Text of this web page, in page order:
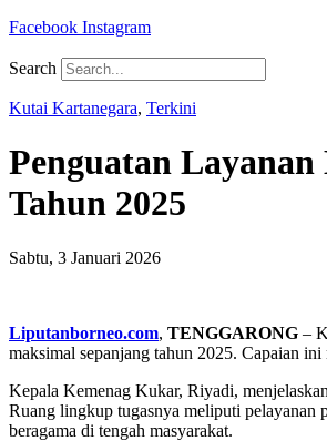
Facebook Instagram
Search
Kutai Kartanegara, Terkini
Penguatan Layanan
Tahun 2025
Sabtu, 3 Januari 2026
Liputanborneo.com, TENGGARONG –
maksimal sepanjang tahun 2025. Capaian
Kepala Kemenag Kukar, Riyadi,
Ruang lingkup tugasnya meliputi pelayanan
beragama di tengah masyarakat.